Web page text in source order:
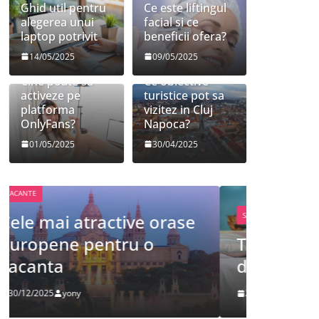
Ghid util pentru
alegerea unui
laptop potrivit
14/05/2025
Ce este liftingul
facial si ce
beneficii ofera?
09/05/2025
Cine poate sa
activeze pe
platforma
OnlyFans?
01/05/2025
Ce obiective
turistice pot sa
vizitez in Cluj
Napoca?
30/04/2025
SANATATE
Tot ce trebuie sa stii
despre bolile copilariei
26/12/2025 yony